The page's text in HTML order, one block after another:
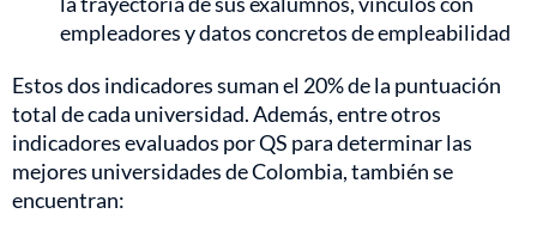
empleadores y datos concretos de empleabilidad
Estos dos indicadores suman el 20% de la puntuación
total de cada universidad. Además, entre otros
indicadores evaluados por QS para determinar las
mejores universidades de Colombia, también se
encuentran: